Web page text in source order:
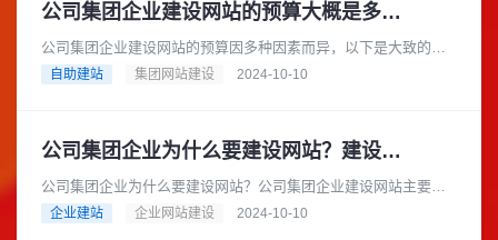
公司集团企业建设网站的预算大概是多少？
公司集团企业建设网站的预算因多种因素而异，以下是大致的预
算范围：基础型网站预算范围：如果选择模板建站，费用可能在
自助建站 集团网站建设 2024-10-10
公司集团企业为什么要建设网站？建设网站的流程是怎样的？
公司集团企业为什么要建设网站？公司集团企业建设网站主要有
以下几个重要原因：在当今互联网时代，消费者从产品研究到查
企业建站 企业网站建设 2024-10-10